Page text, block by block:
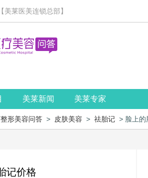
美莱医美连锁总部】
美莱新闻 美莱专家
形美容问答 > 皮肤美容 > 祛胎记 > 脸上的
记价格